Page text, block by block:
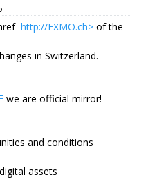
http://EXMO.ch> of the
in Switzerland.
we are official mirror!
and conditions
assets